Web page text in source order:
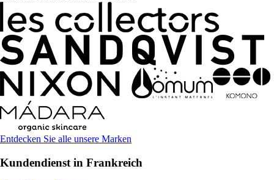
Entdecken Sie alle unsere Marken
Kundendienst in Frankreich